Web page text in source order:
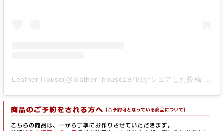
Leather House(@leather_house1978)がシェアした投稿